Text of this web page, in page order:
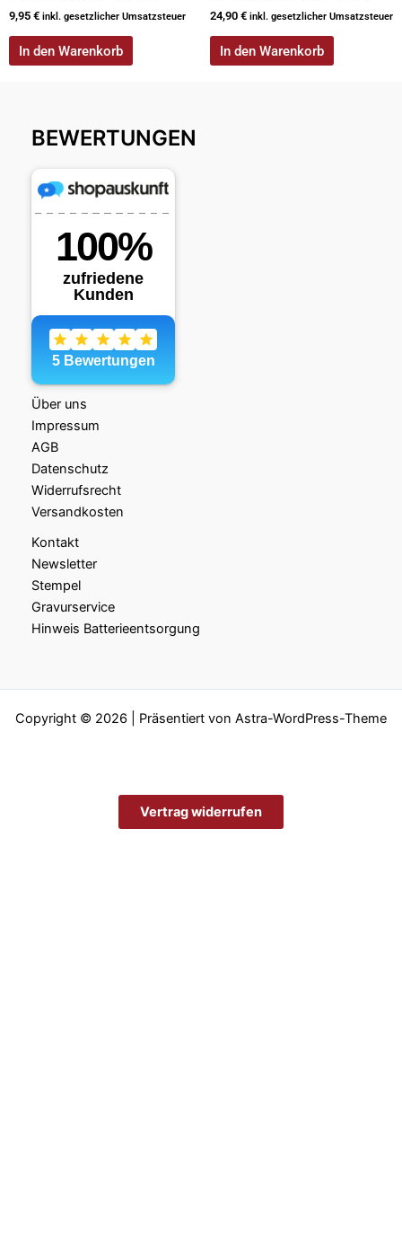
9,95 € inkl. gesetzlicher Umsatzsteuer
In den Warenkorb
24,90 € inkl. gesetzlicher Umsatzsteuer
In den Warenkorb
BEWERTUNGEN
Über uns
Impressum
AGB
Datenschutz
Widerrufsrecht
Versandkosten
Kontakt
Newsletter
Stempel
Gravurservice
Hinweis Batterieentsorgung
Copyright © 2026 | Präsentiert von Astra-WordPress-Theme
Vertrag widerrufen